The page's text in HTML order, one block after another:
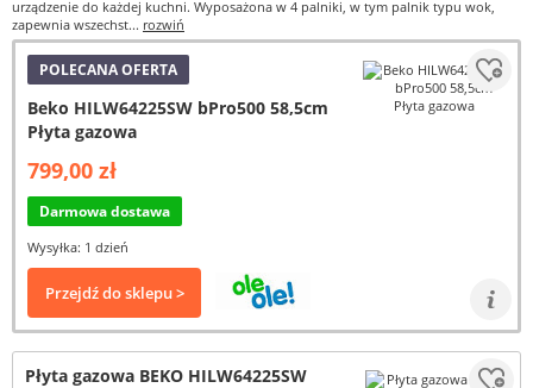
urządzenie do każdej kuchni. Wyposażona w 4 palniki, w tym palnik typu wok,
zapewnia wszechst... rozwiń
POLECANA OFERTA
Beko HILW64225SW bPro500 58,5cm
Płyta gazowa
799,00 zł
Darmowa dostawa
Wysyłka: 1 dzień
Przejdź do sklepu >
Płyta gazowa BEKO HILW64225SW